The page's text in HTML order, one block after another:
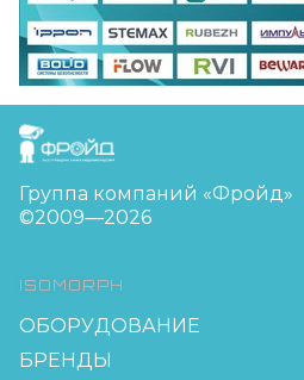
FreudGroup
Группа компаний «Фройд»
©2009—2026
ISOMORPH
ОБОРУДОВАНИЕ
БРЕНДЫ